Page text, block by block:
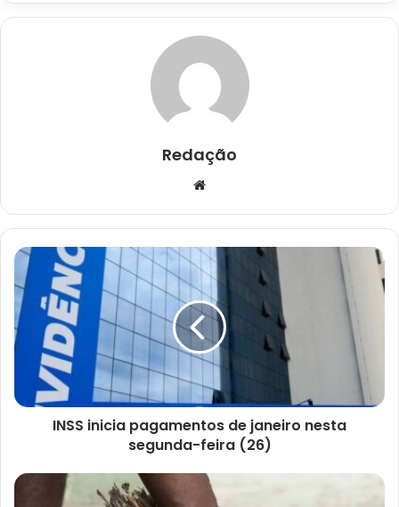
Redação
INSS
inicia
pagamentos
de
janeiro
nesta
segunda-
(26)
INSS inicia pagamentos de janeiro nesta
segunda-feira (26)
Feira